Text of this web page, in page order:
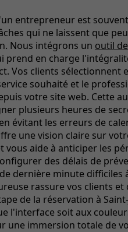
entrepreneur est
qui ne laissent que
Nous intégrons un outil
prend en charge
Vos clients sélectionnent
souhaité et le
votre site web. Cette
plusieurs heures de
évitant les erreurs de
une vision claire sur
vous aide à anticiper les
des délais de
dernière minute difficiles
rassure vos clients
de la réservation à
l'interface soit aux
une immersion totale de